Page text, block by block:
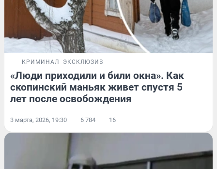
КРИМИНАЛ ЭКСКЛЮЗИВ
«Люди приходили и били окна». Как
скопинский маньяк живет спустя 5
лет после освобождения
3 марта, 2026, 19:30 6 784 16